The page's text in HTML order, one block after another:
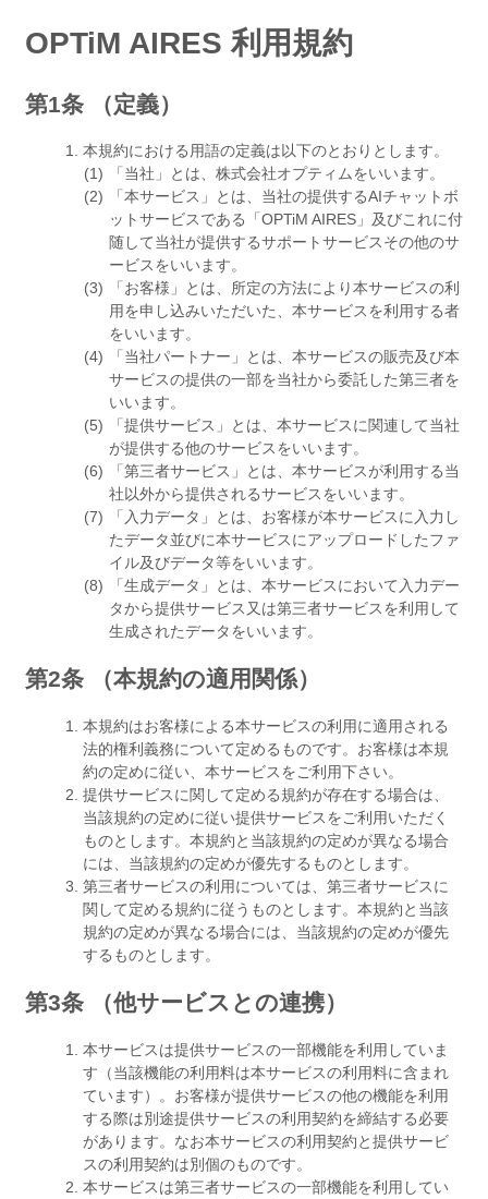
OPTiM AIRES 利用規約
第1条 （定義）
本規約における用語の定義は以下のとおりとします。
「当社」とは、株式会社オプティムをいいます。
「本サービス」とは、当社の提供するAIチャットボ
ットサービスである「OPTiM AIRES」及びこれに付
随して当社が提供するサポートサービスその他のサ
ービスをいいます。
「お客様」とは、所定の方法により本サービスの利
用を申し込みいただいた、本サービスを利用する者
をいいます。
「当社パートナー」とは、本サービスの販売及び本
サービスの提供の一部を当社から委託した第三者を
いいます。
「提供サービス」とは、本サービスに関連して当社
が提供する他のサービスをいいます。
「第三者サービス」とは、本サービスが利用する当
社以外から提供されるサービスをいいます。
「入力データ」とは、お客様が本サービスに入力し
たデータ並びに本サービスにアップロードしたファ
イル及びデータ等をいいます。
「生成データ」とは、本サービスにおいて入力デー
タから提供サービス又は第三者サービスを利用して
生成されたデータをいいます。
第2条 （本規約の適用関係）
本規約はお客様による本サービスの利用に適用される
法的権利義務について定めるものです。お客様は本規
約の定めに従い、本サービスをご利用下さい。
提供サービスに関して定める規約が存在する場合は、
当該規約の定めに従い提供サービスをご利用いただく
ものとします。本規約と当該規約の定めが異なる場合
には、当該規約の定めが優先するものとします。
第三者サービスの利用については、第三者サービスに
関して定める規約に従うものとします。本規約と当該
規約の定めが異なる場合には、当該規約の定めが優先
するものとします。
第3条 （他サービスとの連携）
本サービスは提供サービスの一部機能を利用していま
す（当該機能の利用料は本サービスの利用料に含まれ
ています）。お客様が提供サービスの他の機能を利用
する際は別途提供サービスの利用契約を締結する必要
があります。なお本サービスの利用契約と提供サービ
スの利用契約は別個のものです。
本サービスは第三者サービスの一部機能を利用してい